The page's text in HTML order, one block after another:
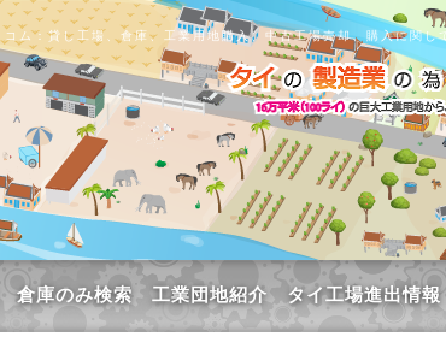
コム：貸し工場、倉庫、工業用地購入、中古工場売却、購入に関
倉庫のみ検索 工業団地紹介 タイ工場進出情報